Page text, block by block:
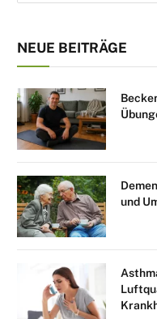
NEUE BEITRÄGE
und